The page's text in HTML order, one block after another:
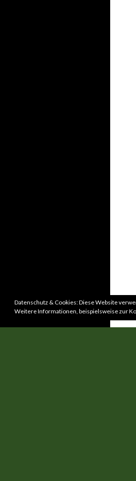
Datenschutz & Cookies: Diese Website
Weitere Informationen, beispielsweise zur